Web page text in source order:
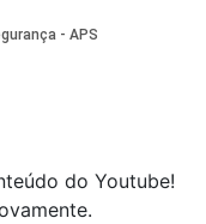
do Youtube!